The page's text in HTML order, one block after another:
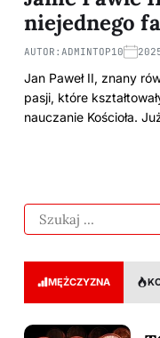
niejednego
AUTOR: ADMINTOP10
Jan Paweł II, znany
pasji, które
nauczanie Kościoła.
MĘŻCZYZNA